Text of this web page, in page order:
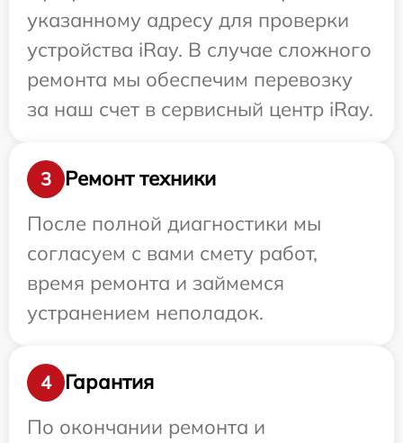
указанному адресу для проверки
устройства iRay. В случае сложного
ремонта мы обеспечим перевозку
за наш счет в сервисный центр iRay.
3
Ремонт техники
После полной диагностики мы
согласуем с вами смету работ,
время ремонта и займемся
устранением неполадок.
4
Гарантия
По окончании ремонта и